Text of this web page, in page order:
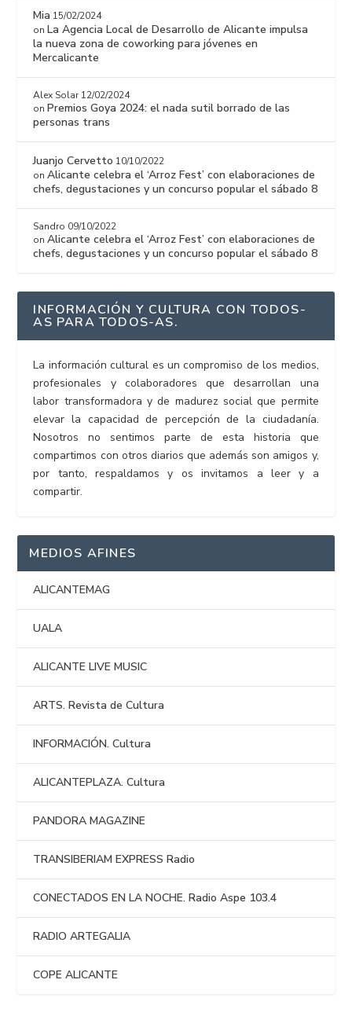
Mia 15/02/2024
onLa Agencia Local de Desarrollo de Alicante impulsa
la nueva zona de coworking para jóvenes en
Mercalicante
Alex Solar 12/02/2024
onPremios Goya 2024: el nada sutil borrado de las
personas trans
Juanjo Cervetto 10/10/2022
onAlicante celebra el ‘Arroz Fest’ con elaboraciones de
chefs, degustaciones y un concurso popular el sábado 8
Sandro 09/10/2022
onAlicante celebra el ‘Arroz Fest’ con elaboraciones de
chefs, degustaciones y un concurso popular el sábado 8
INFORMACIÓN Y CULTURA CON TODOS-
AS PARA TODOS-AS.
La información cultural es un compromiso de los medios,
profesionales y colaboradores que desarrollan una
labor transformadora y de madurez social que permite
elevar la capacidad de percepción de la ciudadanía.
Nosotros no sentimos parte de esta historia que
compartimos con otros diarios que además son amigos y,
por tanto, respaldamos y os invitamos a leer y a
compartir.
MEDIOS AFINES
ALICANTEMAG
UALA
ALICANTE LIVE MUSIC
ARTS. Revista de Cultura
INFORMACIÓN. Cultura
ALICANTEPLAZA. Cultura
PANDORA MAGAZINE
TRANSIBERIAM EXPRESS Radio
CONECTADOS EN LA NOCHE. Radio Aspe 103.4
RADIO ARTEGALIA
COPE ALICANTE